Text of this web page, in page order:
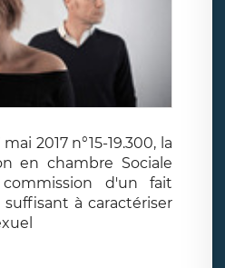
2017 n°15-19.300, la
en chambre Sociale
d'un fait
à caractériser